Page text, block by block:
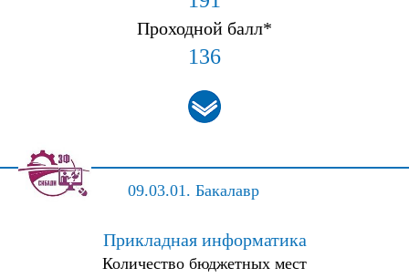
Проходной балл*
136
09.03.01. Бакалавр
Прикладная информатика
Количество бюджетных мест